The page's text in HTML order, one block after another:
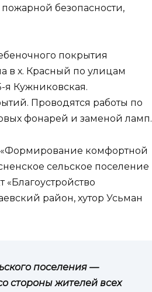
безопасности,
покрытия
в х. Красный по улицам
я Кужниковская.
Проводятся работы по
фонарей и заменой ламп.
комфортной
сельское поселение
район, хутор Усьман
поселения —
стороны жителей всех